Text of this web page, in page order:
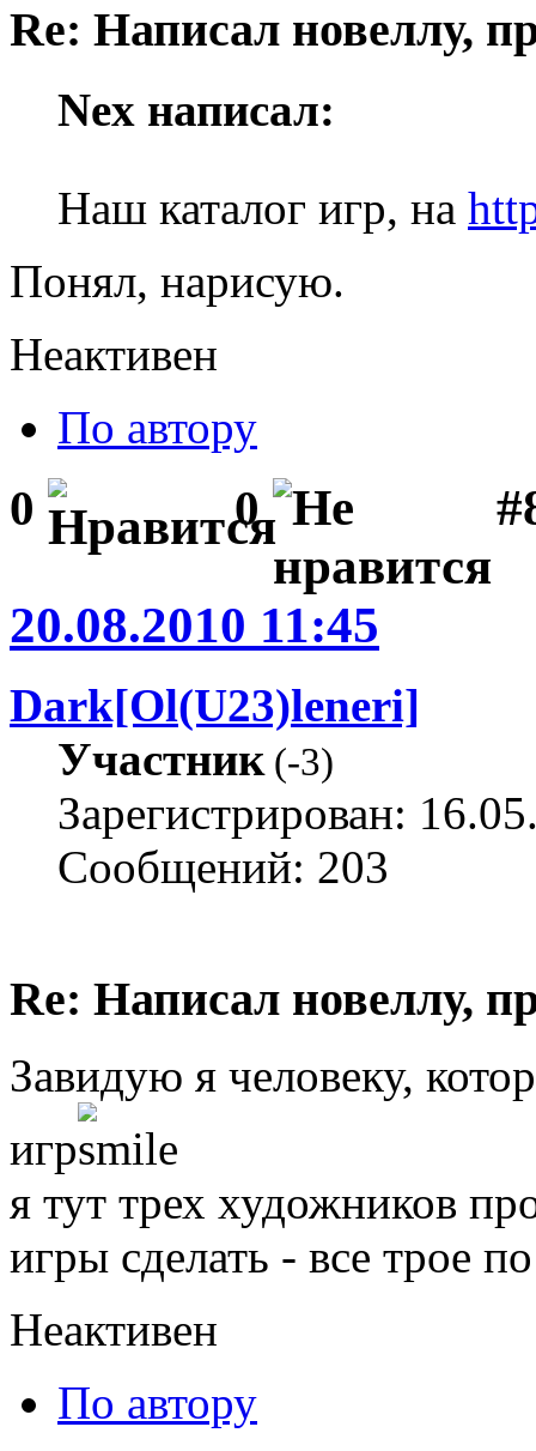
Re: Написал новеллу,
Nex написал:
Наш каталог игр, на
Понял, нарисую.
Неактивен
По автору
0 0
20.08.2010 11:45
Dark[Ol(U23)leneri]
Участник(-3)
Зарегистрирован:
Сообщений: 203
Re: Написал новеллу,
Завидую я человеку,
игр
я тут трех художников
игры сделать - все трое
Неактивен
По автору